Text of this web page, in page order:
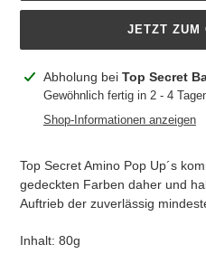
JETZT ZUM
ProduktAbholung bei Top Secret
Gewöhnlich fertig in 2 - 4
Shop-Informationen anzeigen
Top Secret Amino Pop Up´s
gedeckten Farben daher und
Auftrieb der zuverlässig
Inhalt: 80g